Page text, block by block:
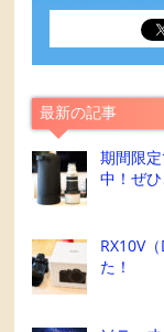
最新の記事
期間限
中！ぜ
RX10V
た！